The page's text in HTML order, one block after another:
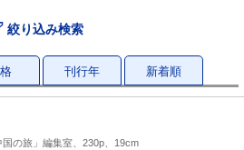
絞り込み検索
刊行年 新着順
国の旅」編集室、230p、19cm